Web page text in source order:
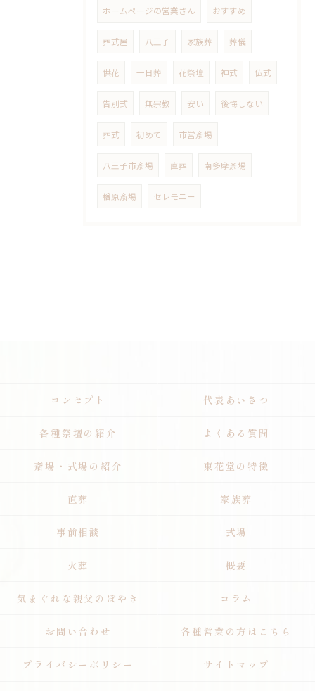
ホームページの営業さん おすすめ
葬式屋 八王子 家族葬 葬儀
供花 一日葬 花祭壇 神式 仏式
告別式 無宗教 安い 後悔しない
葬式 初めて 市営斎場
八王子市斎場 直葬 南多摩斎場
楢原斎場 セレモニー
コンセプト 代表あいさつ
各種祭壇の紹介 よくある質問
斎場・式場の紹介 東花堂の特徴
直葬 家族葬
事前相談 式場
火葬 概要
気まぐれな親父のぼやき コラム
お問い合わせ 各種営業の方はこちら
プライバシーポリシー サイトマップ